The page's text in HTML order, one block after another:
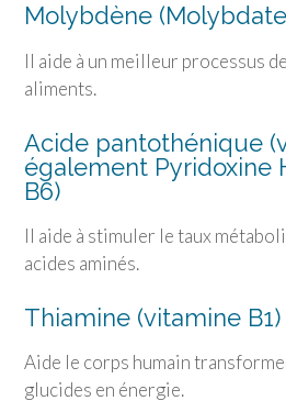
Molybdène
Il aide à un meilleur processus
aliments.
Acide pantothénique
également Pyridoxine
B6)
Il aide à stimuler le taux
acides aminés.
Thiamine (vitamine B1)
Aide le corps humain
glucides en énergie.